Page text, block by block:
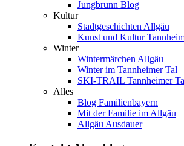
Jungbrunn Blog
Kultur
Stadtgeschichten Allgäu
Kunst und Kultur
Winter
Wintermärchen Allgäu
Winter im Tannheimer Tal
SKI-TRAIL Tannheimer
Alles
Blog Familienbayern
Mit der Familie im Allgäu
Allgäu Ausdauer